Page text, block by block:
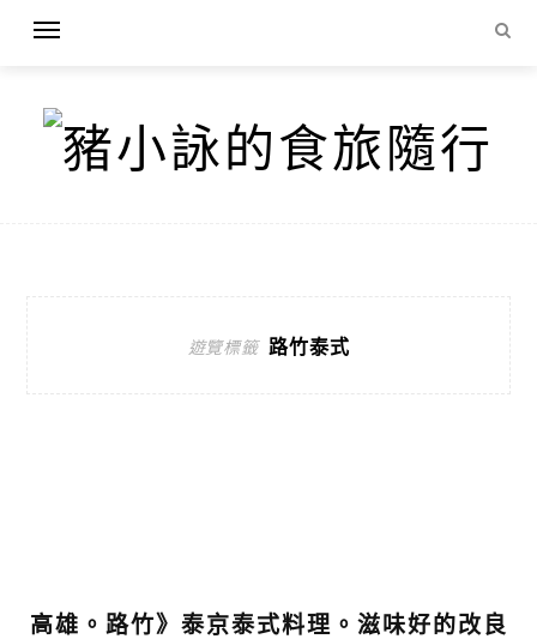
遊覽標籤 路竹泰式
高雄。路竹》泰京泰式料理。滋味好的改良